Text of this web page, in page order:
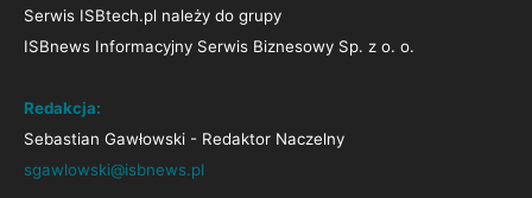
Serwis ISBtech.pl należy do grupy
ISBnews Informacyjny Serwis Biznesowy Sp. z o. o.
Redakcja:
Sebastian Gawłowski - Redaktor Naczelny
sgawlowski@isbnews.pl